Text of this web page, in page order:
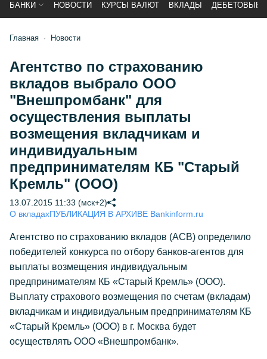
БАНКИ НОВОСТИ КУРСЫ ВАЛЮТ ВКЛАДЫ ДЕБЕТОВЫЕ
Главная Новости
Агентство по страхованию
вкладов выбрало ООО
"Внешпромбанк" для
осуществления выплаты
возмещения вкладчикам и
индивидуальным
предпринимателям КБ "Старый
Кремль" (ООО)
13.07.2015 11:33 (мск+2)
О вкладахПУБЛИКАЦИЯ В АРХИВЕ Bankinform.ru
Агентство по страхованию вкладов (АСВ) определило
победителей конкурса по отбору банков-агентов для
выплаты возмещения индивидуальным
предпринимателям КБ «Старый Кремль» (ООО).
Выплату страхового возмещения по счетам (вкладам)
вкладчикам и индивидуальным предпринимателям КБ
«Старый Кремль» (ООО) в г. Москва будет
осуществлять ООО «Внешпромбанк».